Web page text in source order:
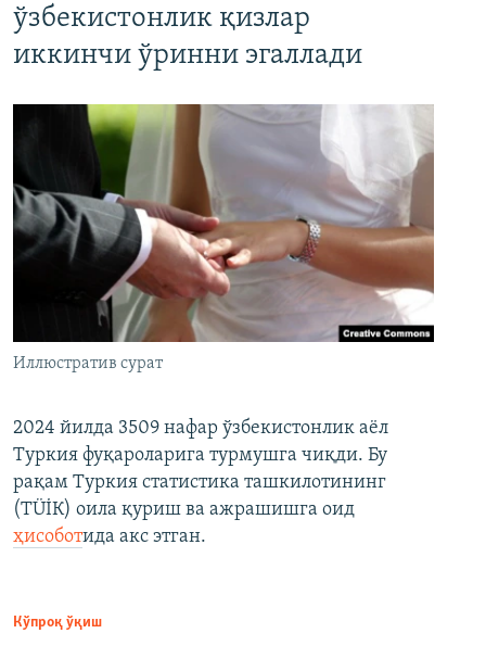
ўзбекистонлик қизлар
иккинчи ўринни эгаллади
Иллюстратив сурат
2024 йилда 3509 нафар ўзбекистонлик аёл
Туркия фуқароларига турмушга чиқди. Бу
рақам Туркия статистика ташкилотининг
(ТÜİК) оила қуриш ва ажрашишга оид
ҳисоботида акс этган.
Кўпроқ ўқиш